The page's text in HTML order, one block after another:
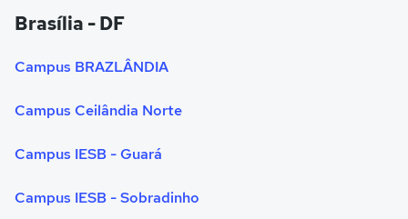
Brasília - DF
Campus BRAZLÂNDIA
Campus Ceilândia Norte
Campus IESB - Guará
Campus IESB - Sobradinho